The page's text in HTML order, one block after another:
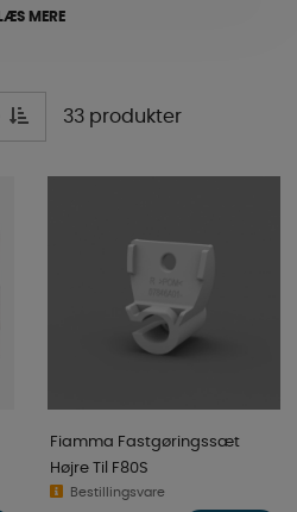
LÆS MERE
33 produkter
Fiamma Fastgøringssæt
Højre Til F80S
Bestillingsvare